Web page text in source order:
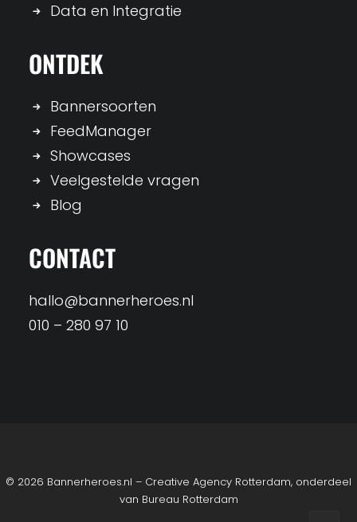
Data en Integratie
ONTDEK
Bannersoorten
FeedManager
Showcases
Veelgestelde vragen
Blog
CONTACT
hallo@bannerheroes.nl
010 – 280 97 10
© 2026 Bannerheroes.nl – Creative Agency Rotterdam, onderdeel
van Bureau Rotterdam